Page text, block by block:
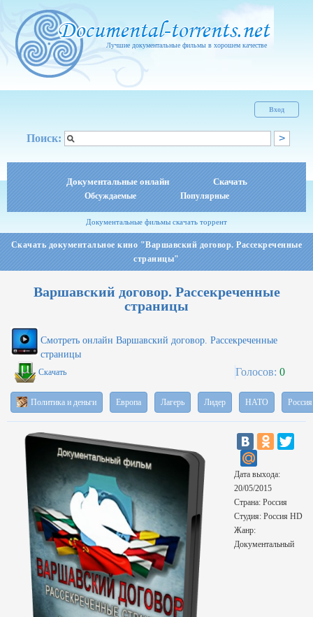
Лучшие документальные фильмы в хорошем качестве
Вход
Поиск:
Документальные онлайн Скачать
Обсуждаемые Популярные
Документальные фильмы скачать торрент
Скачать документальное кино "Варшавский договор. Рассекреченные
страницы"
Варшавский договор. Рассекреченные
страницы
Смотреть онлайн Варшавский договор. Рассекреченные
страницы
Скачать Голосов: 0
Политика и деньги Европа Лагерь Лидер НАТО Россия
Дата выхода:
20/05/2015
Страна: Россия
Студия: Россия HD
Жанр:
Документальный